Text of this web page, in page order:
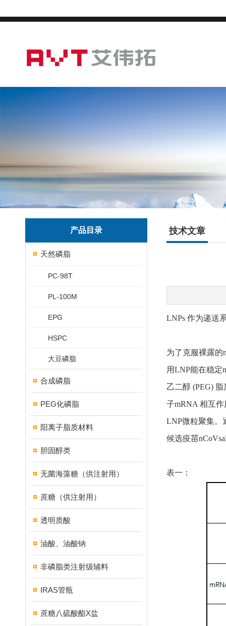
产品目录
天然磷脂
PC-98T
PL-100M
EPG
HSPC
大豆磷脂
合成磷脂
PEG化磷脂
阳离子脂质材料
胆固醇类
无菌海藻糖（供注射用）
蔗糖（供注射用）
透明质酸
油酸、油酸钠
非磷脂类注射级辅料
IRAS管瓶
蔗糖八硫酸酯X盐
技术文章
LNPs 作为递送
为了克服裸露的
用LNP能在稳定
乙二醇 (PEG)
子mRNA 相互
LNP微粒聚集。
候选疫苗
表一：